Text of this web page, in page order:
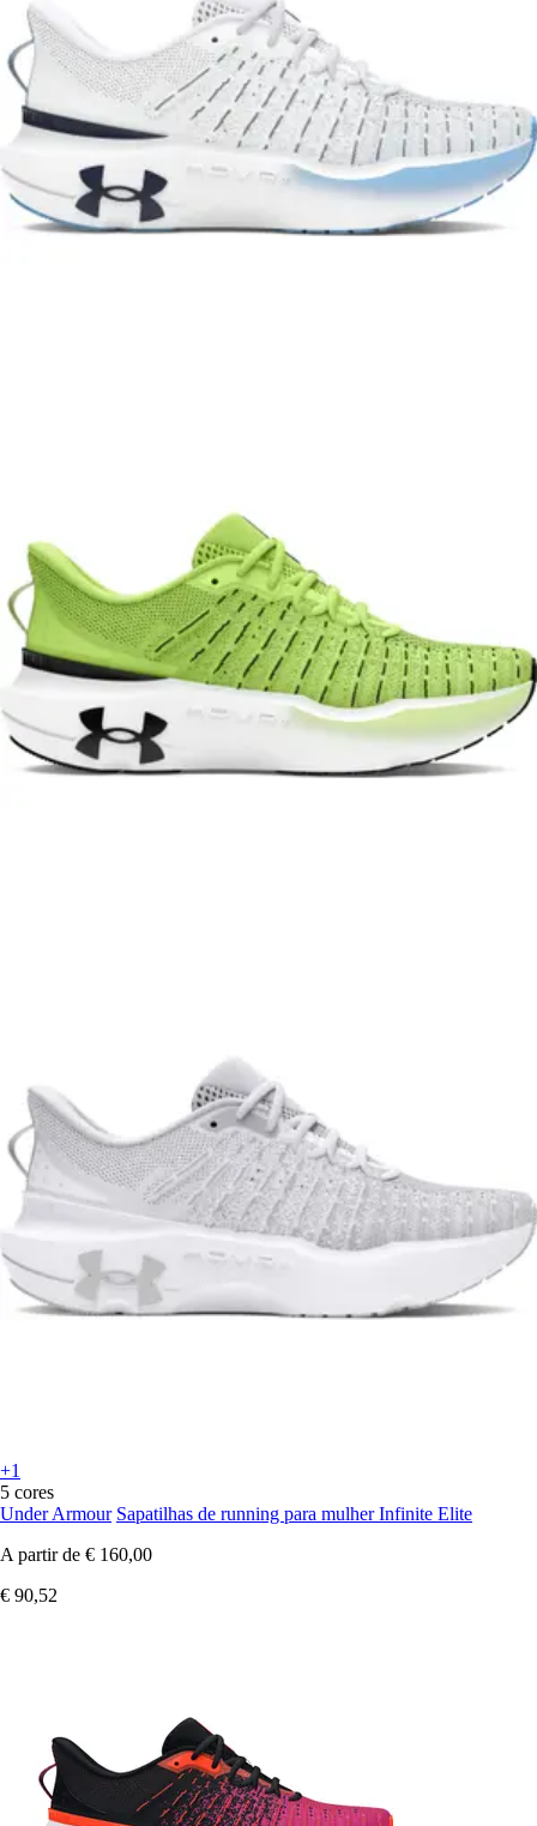
+1
5 cores
Under Armour Sapatilhas de running para mulher Infinite Elite
A partir de € 160,00
€ 90,52